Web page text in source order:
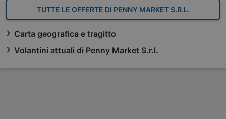
TUTTE LE OFFERTE DI PENNY MARKET S.R.L.
Carta geografica e tragitto
Volantini attuali di Penny Market S.r.l.